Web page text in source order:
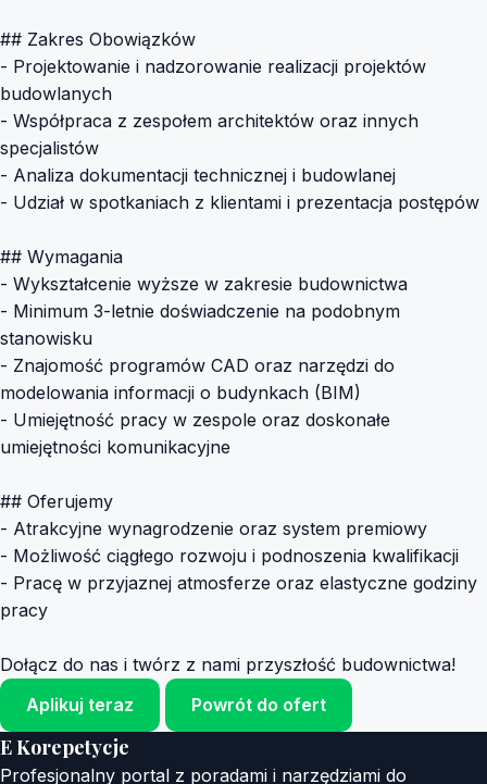
## Zakres Obowiązków
- Projektowanie i nadzorowanie realizacji projektów
budowlanych
- Współpraca z zespołem architektów oraz innych
specjalistów
- Analiza dokumentacji technicznej i budowlanej
- Udział w spotkaniach z klientami i prezentacja postępów
## Wymagania
- Wykształcenie wyższe w zakresie budownictwa
- Minimum 3-letnie doświadczenie na podobnym
stanowisku
- Znajomość programów CAD oraz narzędzi do
modelowania informacji o budynkach (BIM)
- Umiejętność pracy w zespole oraz doskonałe
umiejętności komunikacyjne
## Oferujemy
- Atrakcyjne wynagrodzenie oraz system premiowy
- Możliwość ciągłego rozwoju i podnoszenia kwalifikacji
- Pracę w przyjaznej atmosferze oraz elastyczne godziny
pracy
Dołącz do nas i twórz z nami przyszłość budownictwa!
Aplikuj teraz
Powrót do ofert
E Korepetycje
Profesjonalny portal z poradami i narzędziami do